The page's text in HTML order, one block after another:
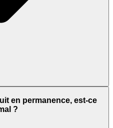
en permanence, est-ce
?